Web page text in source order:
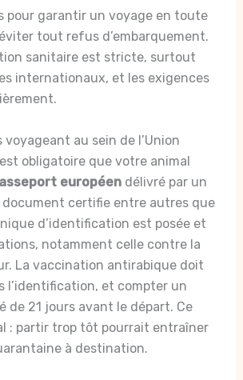
pour garantir un voyage en toute
tout refus d’embarquement.
sanitaire est stricte, surtout
internationaux, et les exigences
voyageant au sein de l’Union
obligatoire que votre animal
européendélivré par un
document certifie entre autres que
d’identification est posée et
notamment celle contre la
La vaccination antirabique doit
l’identification, et compter un
de 21 jours avant le départ. Ce
: partir trop tôt pourrait entraîner
à destination.